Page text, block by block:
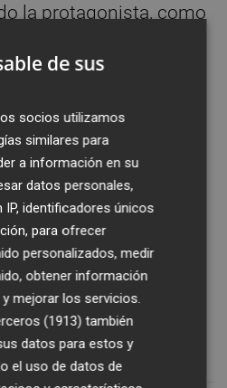
la protagonista, como
García y Bryan
han destinado los
conciertos en
de la dana.
que no puedan
se ha
cuya recaudación irá
a la Fundación
la que Riff
Musical han
para dar vida a este
de sus
socios utilizamos
similares para
a información en su
datos personales,
identificadores únicos
para ofrecer
personalizados, medir
obtener información
mejorar los servicios.
(1913) también
datos para estos y
el uso de datos de